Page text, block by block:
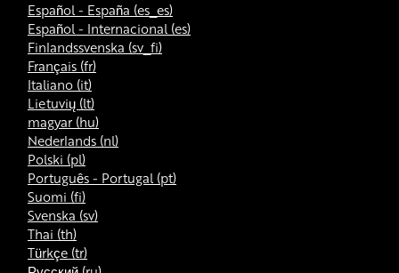
Español - España ‎(es_es)‎
Español - Internacional ‎(es)‎
Finlandssvenska ‎(sv_fi)‎
Français ‎(fr)‎
Italiano ‎(it)‎
Lietuvių ‎(lt)‎
magyar ‎(hu)‎
Nederlands ‎(nl)‎
Polski ‎(pl)‎
Português - Portugal ‎(pt)‎
Suomi ‎(fi)‎
Svenska ‎(sv)‎
Thai ‎(th)‎
Türkçe ‎(tr)‎